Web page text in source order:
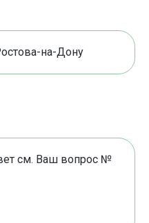
на-Дону
см. Ваш вопрос №